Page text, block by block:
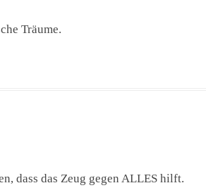
Träume.
dass das Zeug gegen ALLES hilft.